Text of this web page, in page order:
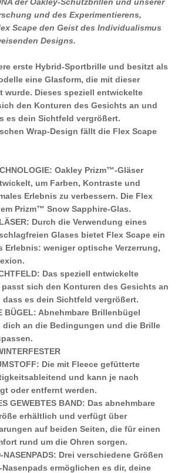
und des Experimentierens,
Scape den Geist des Individualismus
Designs.
erste Hybrid-Sportbrille und besitzt als
eine Glasform, die mit dieser
wurde. Dieses speziell entwickelte
den Konturen des Gesichts an und
es dein Sichtfeld vergrößert.
Wrap-Design fällt die Flex Scape
Oakley Prizm™-Gläser
um Farben, Kontraste und
Erlebnis zu verbessern. Die Flex
Prizm™ Snow Sapphire-Glas.
Durch die Verwendung eines
Glases bietet Flex Scape ein
Erlebnis: weniger optische Verzerrung,
Das speziell entwickelte
passt sich den Konturen des Gesichts an
es dein Sichtfeld vergrößert.
BÜGEL: Abnehmbare Brillenbügel
dich an die Bedingungen und die Brille
Die mit Fleece gefütterte
und kann je nach
oder entfernt werden.
GEWEBTES BAND: Das abnehmbare
erhältlich und verfügt über
auf beiden Seiten, die für einen
rund um die Ohren sorgen.
NASENPADS: Drei verschiedene Größen
ermöglichen es dir, deine